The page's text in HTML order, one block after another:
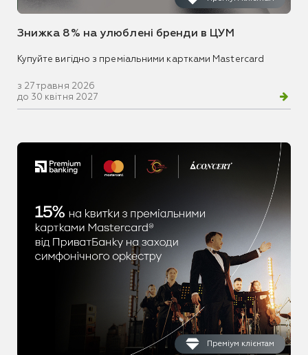
Знижка 8% на улюблені бренди в ЦУМ
Купуйте вигідно з преміальними картками Mastercard
з 27 травня 2026
до 30 квітня 2027
Преміум клієнтам